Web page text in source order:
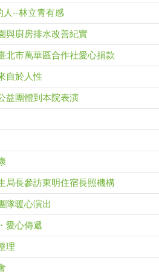
人--林立青有感
與廚房排水改善紀實
北市萬華區合作社愛心捐款
自於人性
益團體到本院表演
局長參訪東明住宿長照機構
隊暖心演出
愛心傳遞
理